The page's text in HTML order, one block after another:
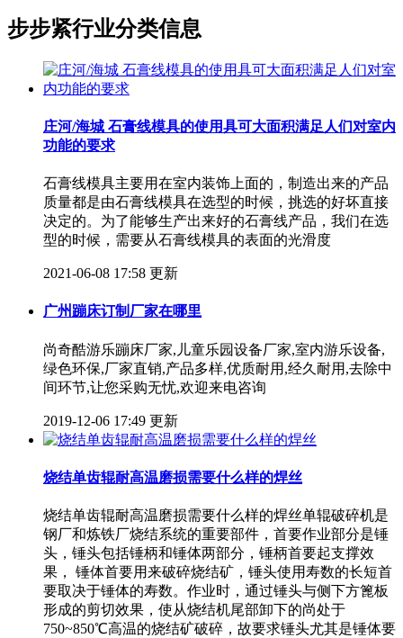
步步紧行业分类信息
庄河/海城 石膏线模具的使用具可大面积满足人们对室内
功能的要求
石膏线模具主要用在室内装饰上面的，制造出来的产品
质量都是由石膏线模具在选型的时候，挑选的好坏直接
决定的。为了能够生产出来好的石膏线产品，我们在选
型的时候，需要从石膏线模具的表面的光滑度
2021-06-08 17:58 更新
广州蹦床订制厂家在哪里
尚奇酷游乐蹦床厂家,儿童乐园设备厂家,室内游乐设备,
绿色环保,厂家直销,产品多样,优质耐用,经久耐用,去除中
间环节,让您采购无忧,欢迎来电咨询
2019-12-06 17:49 更新
烧结单齿辊耐高温磨损需要什么样的焊丝
烧结单齿辊耐高温磨损需要什么样的焊丝单辊破碎机是
钢厂和炼铁厂烧结系统的重要部件，首要作业部分是锤
头，锤头包括锤柄和锤体两部分，锤柄首要起支撑效
果， 锤体首要用来破碎烧结矿，锤头使用寿数的长短首
要取决于锤体的寿数。作业时，通过锤头与侧下方篦板
形成的剪切效果，使从烧结机尾部卸下的尚处于
750~850℃高温的烧结矿破碎，故要求锤头尤其是锤体要